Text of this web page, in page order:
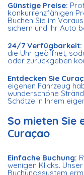
Günstige Preise:
konkurrenzfähigen
Buchen Sie im
sichern und Ihr Auto
24/7 Verfügbarkeit:
die Uhr geöffnet,
oder zurückgeben
Entdecken Sie
eigenen Fahrzeug
wunderschöne
Schätze in Ihrem
So mieten Sie
Curaçao
Einfache Buchung:
wenigen Klicks.
Buchungssystem